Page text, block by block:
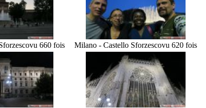
vu 660 fois Milano - Castello Sforzescovu 620 fois